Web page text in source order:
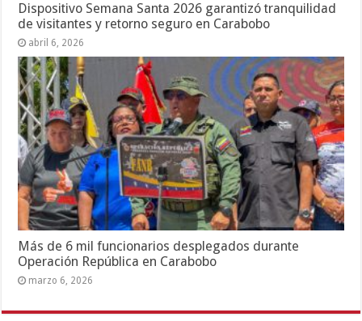
Dispositivo Semana Santa 2026 garantizó tranquilidad
de visitantes y retorno seguro en Carabobo
abril 6, 2026
Más de 6 mil funcionarios desplegados durante
Operación República en Carabobo
marzo 6, 2026